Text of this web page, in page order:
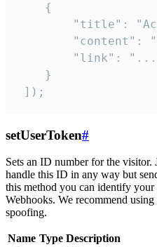
    {
"title":
"content":
"link":
    }
]);
setUserToken#
Sets an ID number for the
handle this ID in any way but
this method you can identify
Webhooks. We recommend
spoofing.
Name Type Description